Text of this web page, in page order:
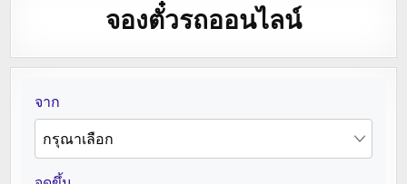
จองตั๋วรถออนไลน์